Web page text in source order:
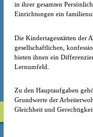
in ihrer gesamten
Einrichtungen ein
Die Kindertagesstätten der
gesellschaftlichen,
bieten ihnen ein
Lernumfeld.
Zu den Hauptaufgaben
Grundwerte der
Gleichheit und